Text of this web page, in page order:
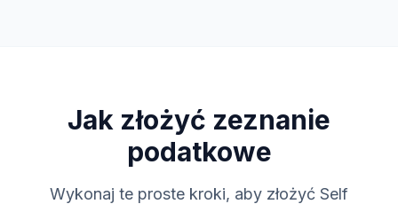
Jak złożyć zeznanie
podatkowe
Wykonaj te proste kroki, aby złożyć Self